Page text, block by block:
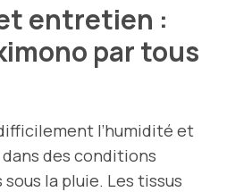
entretien :
par tous
l’humidité et
des conditions
la pluie. Les tissus